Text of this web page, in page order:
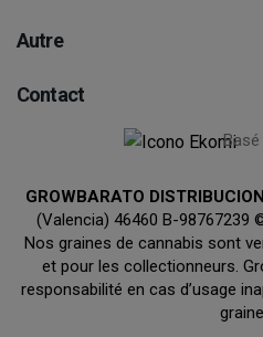
Autre
Contact
GROWBARATO
(Valencia) 46460 B-98767239
Nos graines de cannabis sont
et pour les collectionneurs.
responsabilité en cas d’usage